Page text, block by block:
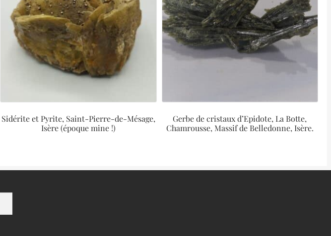
Sidérite et Pyrite, Saint-Pierre-de-Mésage,
Isère (époque mine !)
Gerbe de cristaux d’Epidote, La Botte,
Chamrousse, Massif de Belledonne, Isère.